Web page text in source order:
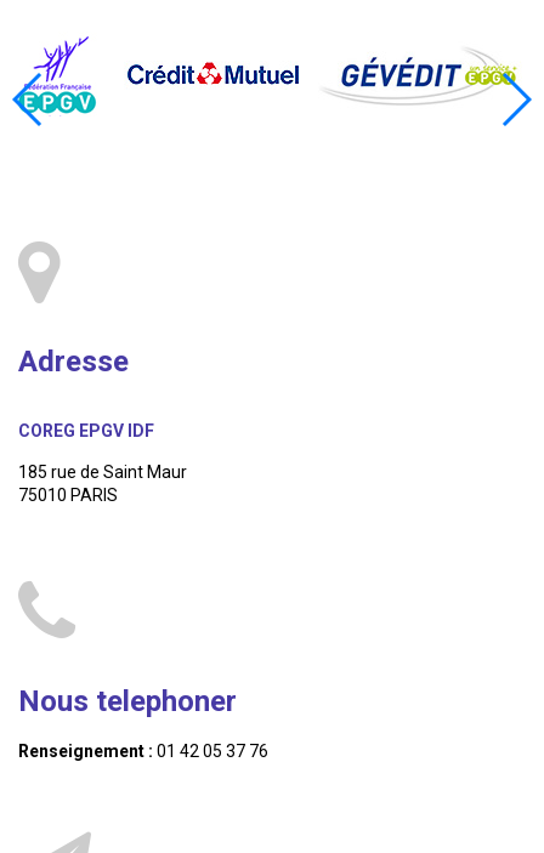
Adresse
COREG EPGV IDF
185 rue de Saint Maur
75010 PARIS
Nous telephoner
Renseignement : 01 42 05 37 76